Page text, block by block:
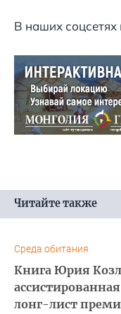
В наших соцсетях
Читайте также
Среда обитания
Книга Юрия
лонг-лист